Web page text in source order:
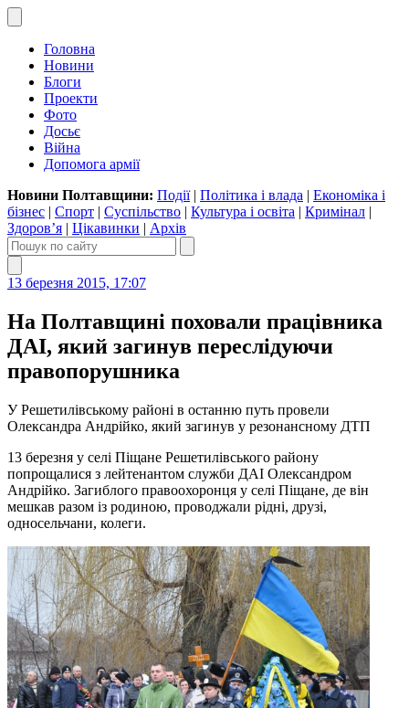
Головна
Новини
Блоги
Проекти
Фото
Досьє
Війна
Допомога армії
Новини Полтавщини: Події| Політика і влада | Економіка і
бізнес | Спорт | Суспільство | Культура і освіта | Кримінал |
Здоров’я | Цікавинки | Архів
13 березня 2015, 17:07
На Полтавщині поховали працівника
ДАІ, який загинув переслідуючи
правопорушника
У Решетилівському районі в останню путь провели
Олександра Андрійко, який загинув у резонансному ДТП
13 березня у селі Піщане Решетилівського району
попрощалися з лейтенантом служби ДАІ Олександром
Андрійко. Загиблого правоохоронця у селі Піщане, де він
мешкав разом із родиною, проводжали рідні, друзі,
односельчани, колеги.